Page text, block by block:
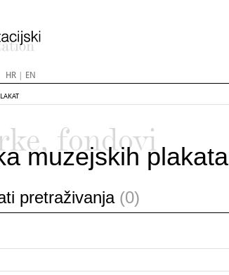
HR| EN
fondovi
muzejskih plakata
pretraživanja (0)